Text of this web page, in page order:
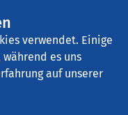
verwendet. Einige
es uns
auf unserer